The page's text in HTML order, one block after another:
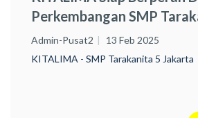
Perkembangan SMP
Admin-Pusat2
13 Feb 2025
KITALIMA - SMP Tarakanita 5 Jakarta